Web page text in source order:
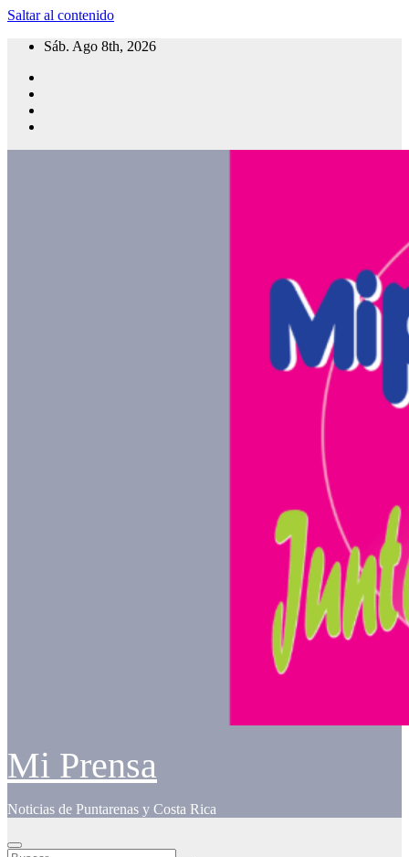
Saltar al contenido
Sáb. Ago 8th, 2026
Mi Prensa
Noticias de Puntarenas y Costa Rica